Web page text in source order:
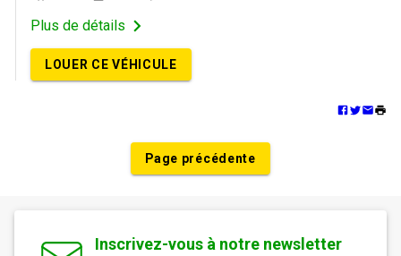
Plus de détails
LOUER CE VÉHICULE
Page précédente
Inscrivez-vous à notre newsletter